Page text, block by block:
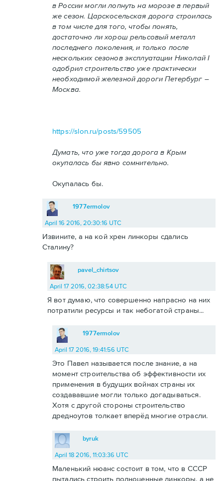
в России могли лопнуть на морозе в первый
же сезон. Царскосельская дорога строилась
в том числе для того, чтобы понять,
достаточно ли хорош рельсовый металл
последнего поколения, и только после
нескольких сезонов эксплуатации Николай I
одобрил строительство уже практически
необходимой железной дороги Петербург –
Москва.
https://slon.ru/posts/59505
Думать, что уже тогда дорога в Крым
окупалась бы явно сомнительно.
Окупалась бы.
1977ermolov
April 16 2016, 20:30:16 UTC
Извините, а на кой хрен линкоры сдались
Сталину?
pavel_chirtsov
April 17 2016, 02:38:54 UTC
Я вот думаю, что совершенно напрасно на них
потратили ресурсы и так небогатой страны...
1977ermolov
April 17 2016, 19:41:56 UTC
Это Павел называется после знание, а на
момент строительства об эффективности их
применения в будущих войнах страны их
создававшие могли только догадываться.
Хотя с другой стороны строительство
дредноутов толкает вперёд многие отрасли.
byruk
April 18 2016, 11:03:36 UTC
Маленький нюанс состоит в том, что в СССР
пытались строить полноценные линкоры, а не